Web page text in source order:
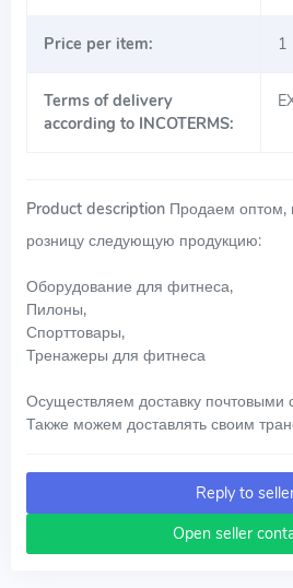
Price per item: 1
Terms of delivery
according to INCOTERMS:
Product description Продаем оптом,
розницу следующую продукцию:
Оборудование для фитнеса,
Пилоны,
Спорттовары,
Тренажеры для фитнеса
Осуществляем доставку почтовыми
Также можем доставлять своим
Reply to
Open seller